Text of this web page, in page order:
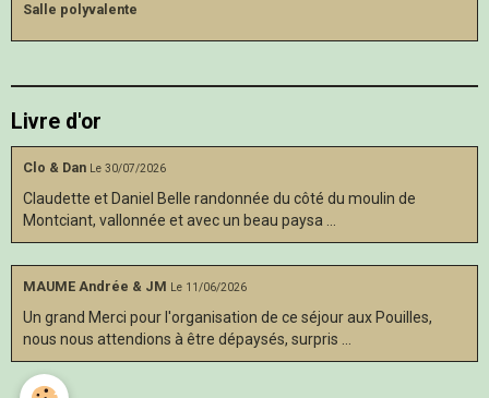
Salle polyvalente
Livre d'or
Clo & Dan Le 30/07/2026
Claudette et Daniel Belle randonnée du côté du moulin de
Montciant, vallonnée et avec un beau paysa ...
MAUME Andrée & JM Le 11/06/2026
Un grand Merci pour l'organisation de ce séjour aux Pouilles,
nous nous attendions à être dépaysés, surpris ...